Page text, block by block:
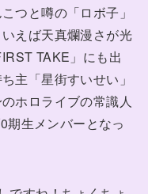
つと噂の「ロボ子」
えば天真爛漫さが光
TAKE」にも出
主「星街すいせい」
ホロライブの常識人
期生メンバーとなっ